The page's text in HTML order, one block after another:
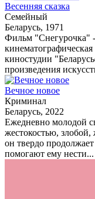
Весенняя сказка
Семейный
Беларусь, 1971
Фильм "Снегурочка" -
кинематографическая
киностудии
произведения
Вечное новое
Криминал
Беларусь, 2022
Ежедневно молодой
жестокостью,
он твердо
помогают ему нести...